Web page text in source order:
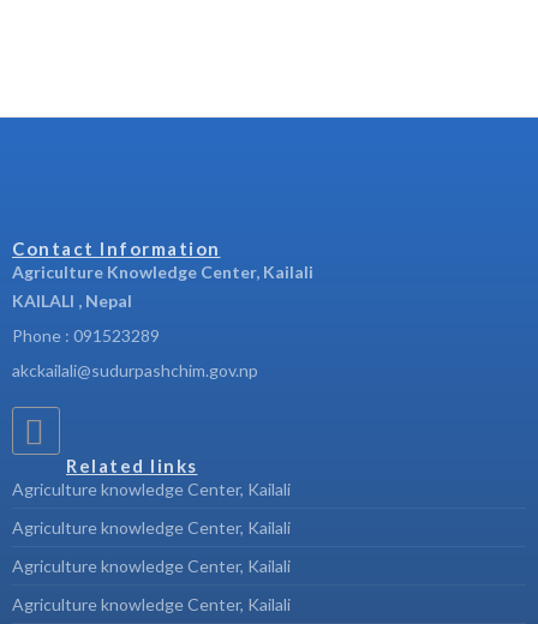
Contact Information
Agriculture Knowledge Center, Kailali
KAILALI , Nepal
Phone : 091523289
akckailali@sudurpashchim.gov.np
Related links
Agriculture knowledge Center, Kailali
Agriculture knowledge Center, Kailali
Agriculture knowledge Center, Kailali
Agriculture knowledge Center, Kailali